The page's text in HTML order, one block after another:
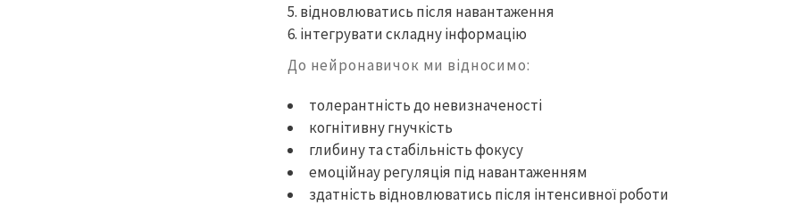
відновлюватись після навантаження
інтегрувати складну інформацію
До нейронавичок ми відносимо:
толерантність до невизначеності
когнітивну гнучкість
глибину та стабільність фокусу
емоційнау регуляція під навантаженням
здатність відновлюватись після інтенсивної роботи